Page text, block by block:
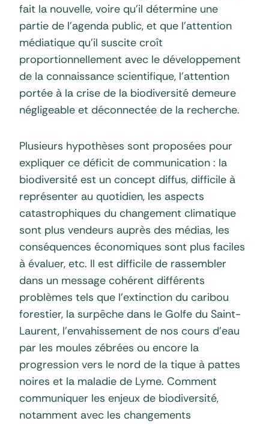
fait la nouvelle, voire qu’il détermine une
partie de l’agenda public, et que l’attention
médiatique qu’il suscite croît
proportionnellement avec le développement
de la connaissance scientifique, l’attention
portée à la crise de la biodiversité demeure
négligeable et déconnectée de la recherche.
Plusieurs hypothèses sont proposées pour
expliquer ce déficit de communication : la
biodiversité est un concept diffus, difficile à
représenter au quotidien, les aspects
catastrophiques du changement climatique
sont plus vendeurs auprès des médias, les
conséquences économiques sont plus faciles
à évaluer, etc. Il est difficile de rassembler
dans un message cohérent différents
problèmes tels que l’extinction du caribou
forestier, la surpêche dans le Golfe du Saint-
Laurent, l’envahissement de nos cours d’eau
par les moules zébrées ou encore la
progression vers le nord de la tique à pattes
noires et la maladie de Lyme. Comment
communiquer les enjeux de biodiversité,
notamment avec les changements